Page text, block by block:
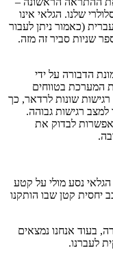
הגלאי אינו
ניתן לעבור
סביר זה מזה.
על ידי
את המערכת בטווחים
שונות לרדאר, כך
רגישות גבוהה.
לבדוק את
נסע מולי על קטע
קטן שבו הותקנו
אנחנו נמצאים